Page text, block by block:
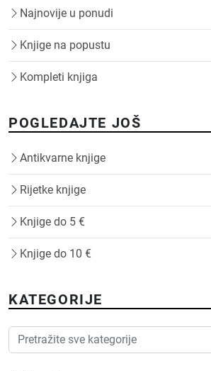
Najnovije u ponudi
Knjige na popustu
Kompleti knjiga
POGLEDAJTE JOŠ
Antikvarne knjige
Rijetke knjige
Knjige do 5 €
Knjige do 10 €
KATEGORIJE